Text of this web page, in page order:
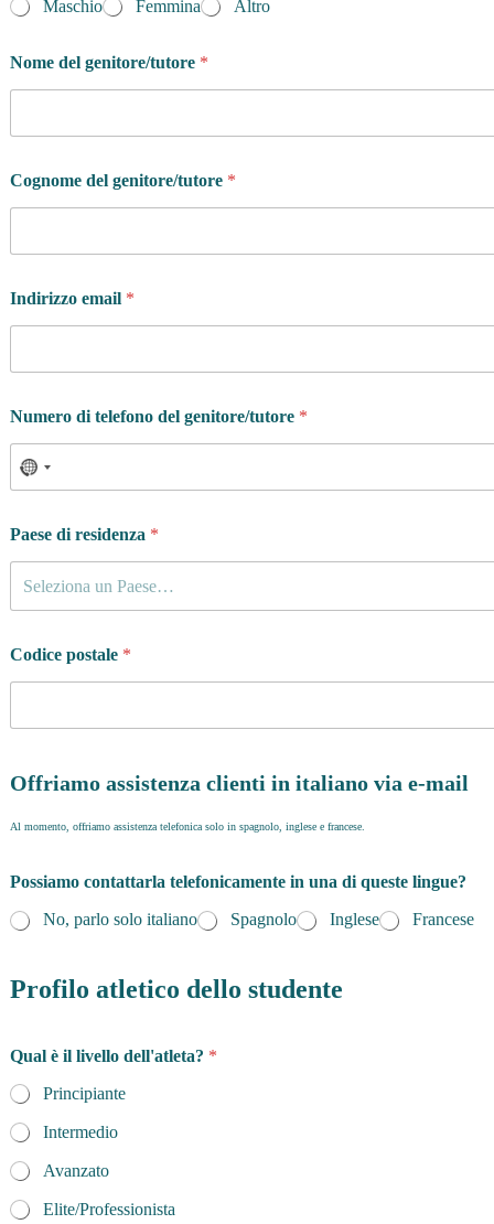
Maschio Femmina Altro
Nome del genitore/tutore *
r
i
c
p
l
*
Cognome del genitore/tutore *
Indirizzo email *
Numero di telefono del genitore/tutore *
Paese di residenza *
Seleziona un Paese…
Codice postale *
Offriamo assistenza clienti in italiano via e-mail
Al momento, offriamo assistenza telefonica solo in spagnolo, inglese e francese.
Possiamo contattarla telefonicamente in una di queste lingue?
No, parlo solo italiano
Spagnolo Inglese Francese
Profilo atletico dello studente
Qual è il livello dell'atleta? *
Principiante
Intermedio
Avanzato
Elite/Professionista